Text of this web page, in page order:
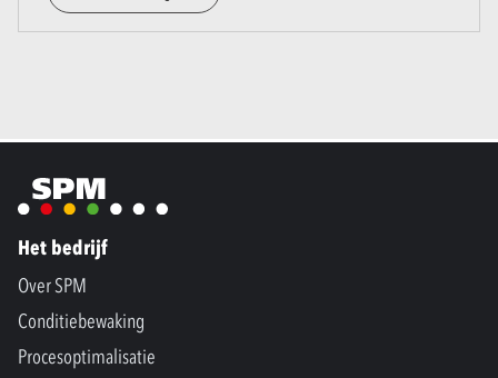
Het bedrijf
Over SPM
Conditiebewaking
Procesoptimalisatie